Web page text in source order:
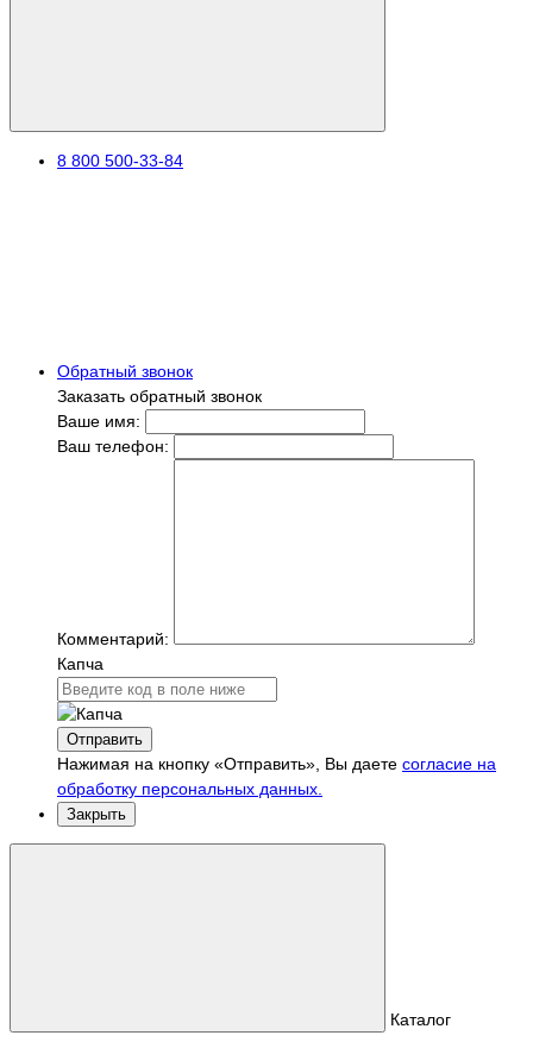
8 800 500-33-84
Обратный звонок
Заказать обратный звонок
Ваше имя:
Ваш телефон:
Комментарий:
Капча
Отправить
Нажимая на кнопку «Отправить», Вы даете согласие на
обработку персональных данных.
Закрыть
Каталог